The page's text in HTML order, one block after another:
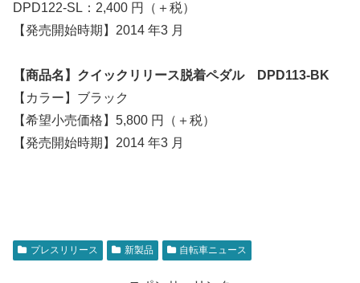
DPD122-SL：2,400 円（＋税）
【発売開始時期】2014 年3 月
【商品名】クイックリリース脱着ペダル DPD113-BK
【カラー】ブラック
【希望小売価格】5,800 円（＋税）
【発売開始時期】2014 年3 月
プレスリリース 新製品 自転車ニュース